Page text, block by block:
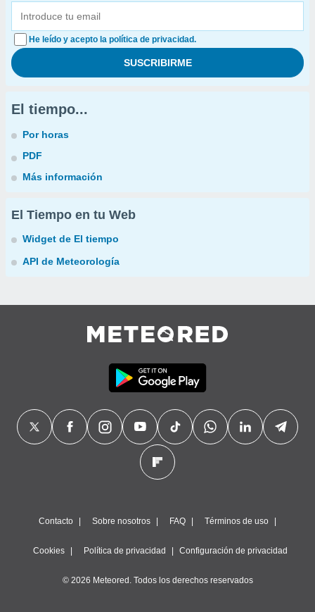
He leído y acepto la política de privacidad.
El tiempo...
Por horas
PDF
Más información
El Tiempo en tu Web
Widget de El tiempo
API de Meteorología
Contacto Sobre nosotros FAQ Términos de uso
Cookies Política de privacidad Configuración de privacidad
© 2026 Meteored. Todos los derechos reservados